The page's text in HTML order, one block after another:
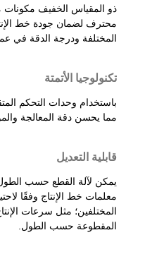
ذو المقياس الخفيف
محترف لضمان جودة خط
المختلفة ودرجة الدقة في
تكنولوجيا الأتمتة
باستخدام وحدات التحكم
مما يحسن دقة المعالجة
قابلية التعديل
يمكن لآلة القطع حسب
معلمات خط الإنتاج وفقًا
المختلفين؛ مثل سرعات
المقطوعة حسب الطول.